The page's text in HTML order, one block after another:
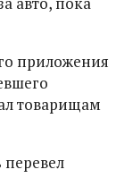
приложения
товарищам